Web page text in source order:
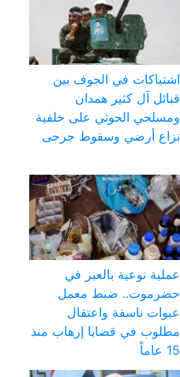
اشتباكات في الجوف بين
قبائل آل كثير همدان
ومسلحي الحوثي على خلفية
نزاع أرضي وسقوط جرحى
عملية نوعية بالعبر في
حضرموت.. ضبط معمل
عبوات ناسفة واعتقال
مطلوب في قضايا إرهاب منذ
15 عاماً